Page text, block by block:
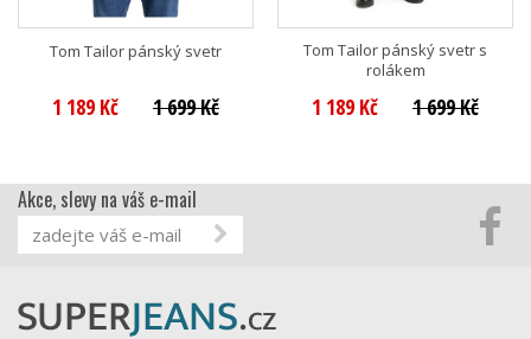
Tom Tailor pánský svetr
1 189 Kč 1 699 Kč
Tom Tailor pánský svetr s
rolákem
1 189 Kč 1 699 Kč
Akce, slevy na váš e-mail